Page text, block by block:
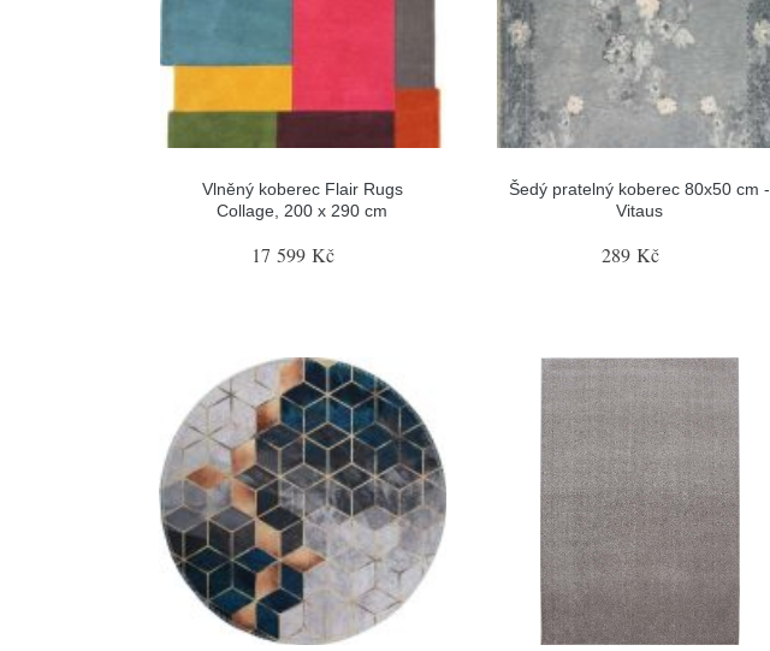
Vlněný koberec Flair Rugs
Collage, 200 x 290 cm
17 599 Kč
Šedý pratelný koberec 80x50 cm -
Vitaus
289 Kč